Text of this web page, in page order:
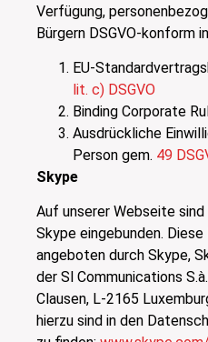
Verfügung,
Bürgern DSGVO-konform
EU-
lit. c) DSGVO
Binding Corporate
Ausdrückliche
Person gem. 49
Skype
Auf unserer Webseite
Skype eingebunden.
angeboten durch Skype,
der Sl Communications
Clausen, L-2165
hierzu sind in den